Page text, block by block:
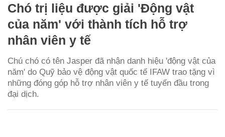
Chó trị liệu được giải 'Động vật
của năm' với thành tích hỗ trợ
nhân viên y tế
Chú chó có tên Jasper đã nhận danh hiệu 'động vật của
năm' do Quỹ bảo vệ động vật quốc tế IFAW trao tặng vì
những đóng góp hỗ trợ nhân viên y tế tuyến đầu trong
đại dịch.